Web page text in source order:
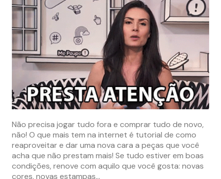
Não precisa jogar tudo fora e comprar tudo de novo,
não! O que mais tem na internet é tutorial de como
reaproveitar e dar uma nova cara a peças que você
acha que não prestam mais! Se tudo estiver em boas
condições, renove com aquilo que você gosta: novas
cores, novas estampas…